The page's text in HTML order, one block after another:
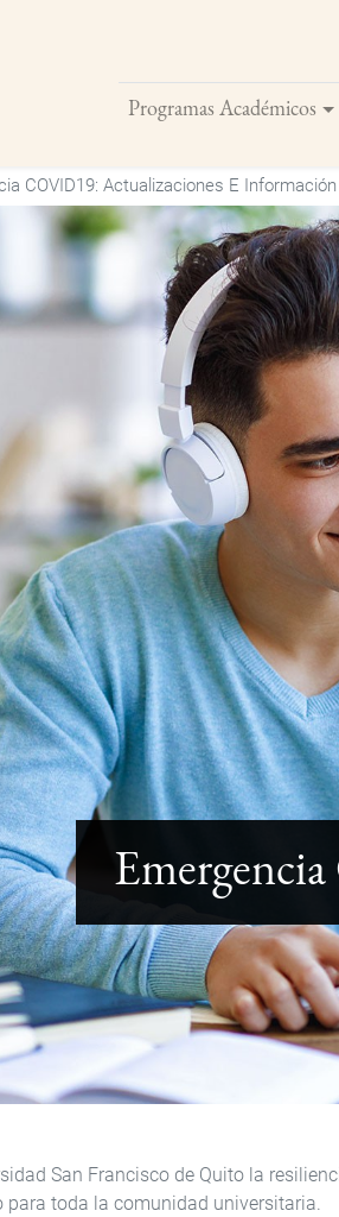
Programas Académicos
Buscar
COVID19: Actualizaciones E Información
San Francisco de Quito la
para toda la comunidad universitaria.